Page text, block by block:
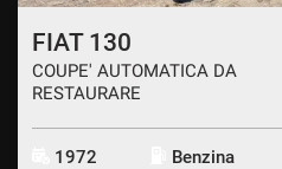
FIAT 130
COUPE' AUTOMATICA DA
RESTAURARE
1972 Benzina